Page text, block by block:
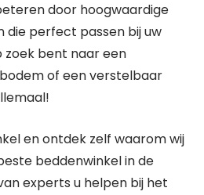
door hoogwaardige
die perfect passen bij uw
zoek bent naar een
of een verstelbaar
en ontdek zelf waarom wij
beddenwinkel in de
experts u helpen bij het